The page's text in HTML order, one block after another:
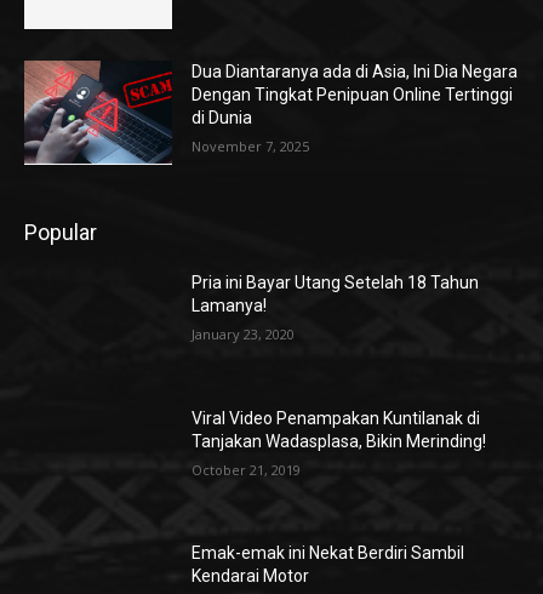
Dua Diantaranya ada di Asia, Ini Dia Negara
Dengan Tingkat Penipuan Online Tertinggi
di Dunia
November 7, 2025
Popular
Pria ini Bayar Utang Setelah 18 Tahun
Lamanya!
January 23, 2020
Viral Video Penampakan Kuntilanak di
Tanjakan Wadasplasa, Bikin Merinding!
October 21, 2019
Emak-emak ini Nekat Berdiri Sambil
Kendarai Motor